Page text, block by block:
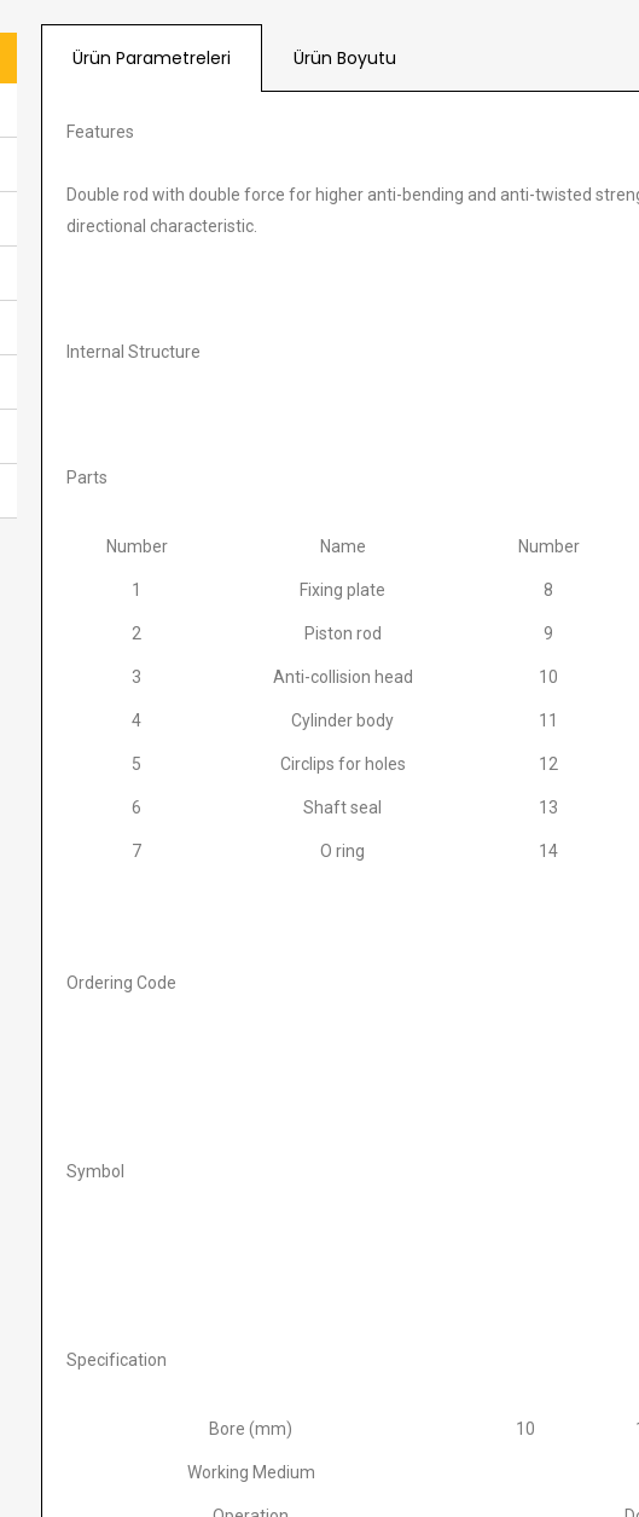
Ürün Parametreleri Ürün Boyutu
Features
Double rod with double force for higher anti-bending and anti-twisted
directional characteristic.
Internal Structure
Parts
Number Name Number
1 Fixing plate 8
2 Piston rod 9
3 Anti-collision head 10
4 Cylinder body 11
5 Circlips for holes 12
6 Shaft seal 13
7 O ring 14
Ordering Code
Symbol
Specification
Bore (mm) 10
Working Medium